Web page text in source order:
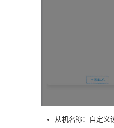
从机名称：自定义